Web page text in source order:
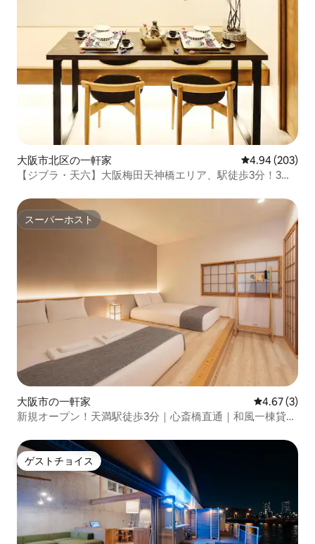
大阪市北区の一軒家 レビュー203
4.94 (203)
【ジブラ・天六】大阪梅田天神橋エリア、駅徒歩3分！3階
スーパーホスト
スーパーホスト
大阪市の一軒家 レビュー3
4.67 (3)
新規オープン！天満駅徒歩3分｜心斎橋直通｜和風一棟貸切
ゲストチョイス
ゲストチョイス